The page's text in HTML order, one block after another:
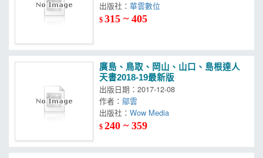
出版社：
$315 ~ 405
廣島、鳥取、岡山、山口、島根達人
天書2018-19最新版
出版日期：2017-12-08
作者： 鄔雲
出版社：
$240 ~ 359